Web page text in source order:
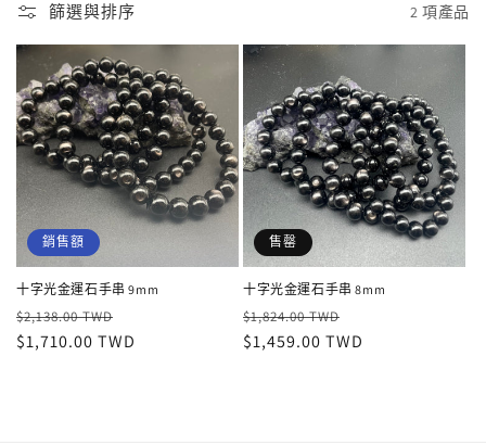
篩選與排序 2 項產品
銷售額
十字光金運石手串 9mm
定
價
$2,138.00 TWD
價
$1,710.00 TWD
售罄
十字光金運石手串 8mm
定
價
$1,824.00 TWD
價
$1,459.00 TWD